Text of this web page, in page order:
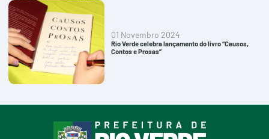
01 Novembro 2024
Rio Verde celebra lançamento do livro “Causos,
Contos e Prosas”